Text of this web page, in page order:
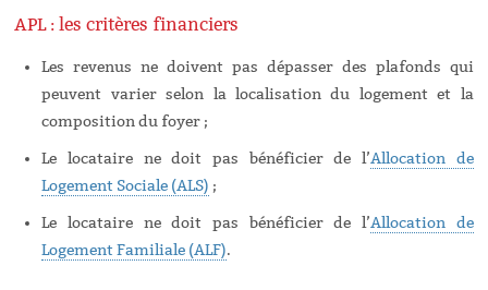
APL : les critères financiers
Les revenus ne doivent pas dépasser des plafonds qui
peuvent varier selon la localisation du logement et la
composition du foyer ;
Le locataire ne doit pas bénéficier de l’Allocation de
Logement Sociale (ALS) ;
Le locataire ne doit pas bénéficier de l’Allocation de
Logement Familiale (ALF).